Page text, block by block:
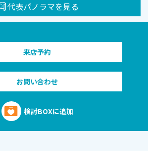
代表パノラマを見る
来店予約
お問い合わせ
検討BOXに追加